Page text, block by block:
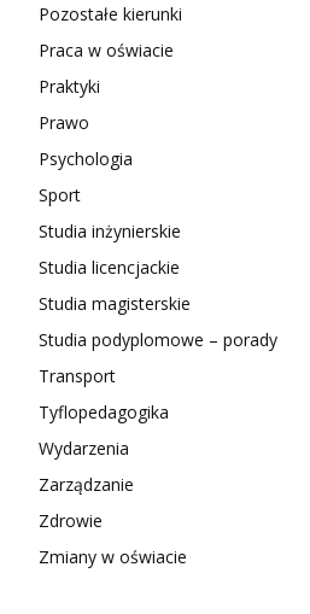
Pozostałe kierunki
Praca w oświacie
Praktyki
Prawo
Psychologia
Sport
Studia inżynierskie
Studia licencjackie
Studia magisterskie
Studia podyplomowe – porady
Transport
Tyflopedagogika
Wydarzenia
Zarządzanie
Zdrowie
Zmiany w oświacie